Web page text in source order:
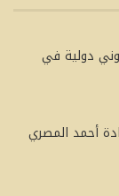
دولية في
أحمد المصري